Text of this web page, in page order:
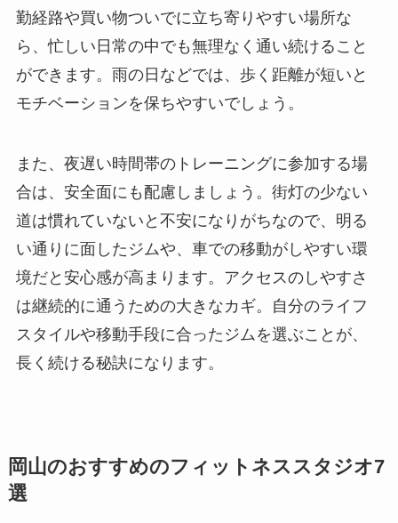
勤経路や買い物ついでに立ち寄りやすい場所な
ら、忙しい日常の中でも無理なく通い続けること
ができます。雨の日などでは、歩く距離が短いと
モチベーションを保ちやすいでしょう。
また、夜遅い時間帯のトレーニングに参加する場
合は、安全面にも配慮しましょう。街灯の少ない
道は慣れていないと不安になりがちなので、明る
い通りに面したジムや、車での移動がしやすい環
境だと安心感が高まります。アクセスのしやすさ
は継続的に通うための大きなカギ。自分のライフ
スタイルや移動手段に合ったジムを選ぶことが、
長く続ける秘訣になります。
岡山のおすすめのフィットネススタジオ7
選